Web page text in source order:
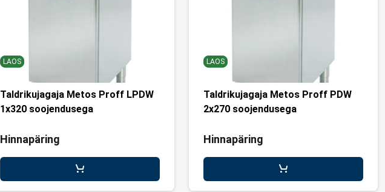
LAOS
Taldrikujagaja Metos Proff LPDW
1x320 soojendusega
Hinnapäring
LAOS
Taldrikujagaja Metos Proff PDW
2x270 soojendusega
Hinnapäring